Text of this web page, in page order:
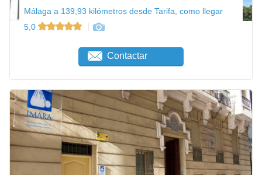
Málaga a 139,93 kilómetros desde Tarifa, como llegar
5,0
Contactar